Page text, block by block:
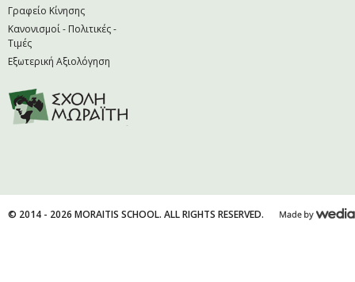
Γραφείο Κίνησης
Κανονισμοί - Πολιτικές -
Τιμές
Εξωτερική Αξιολόγηση
© 2014 - 2026 MORAITIS SCHOOL. ALL RIGHTS RESERVED.